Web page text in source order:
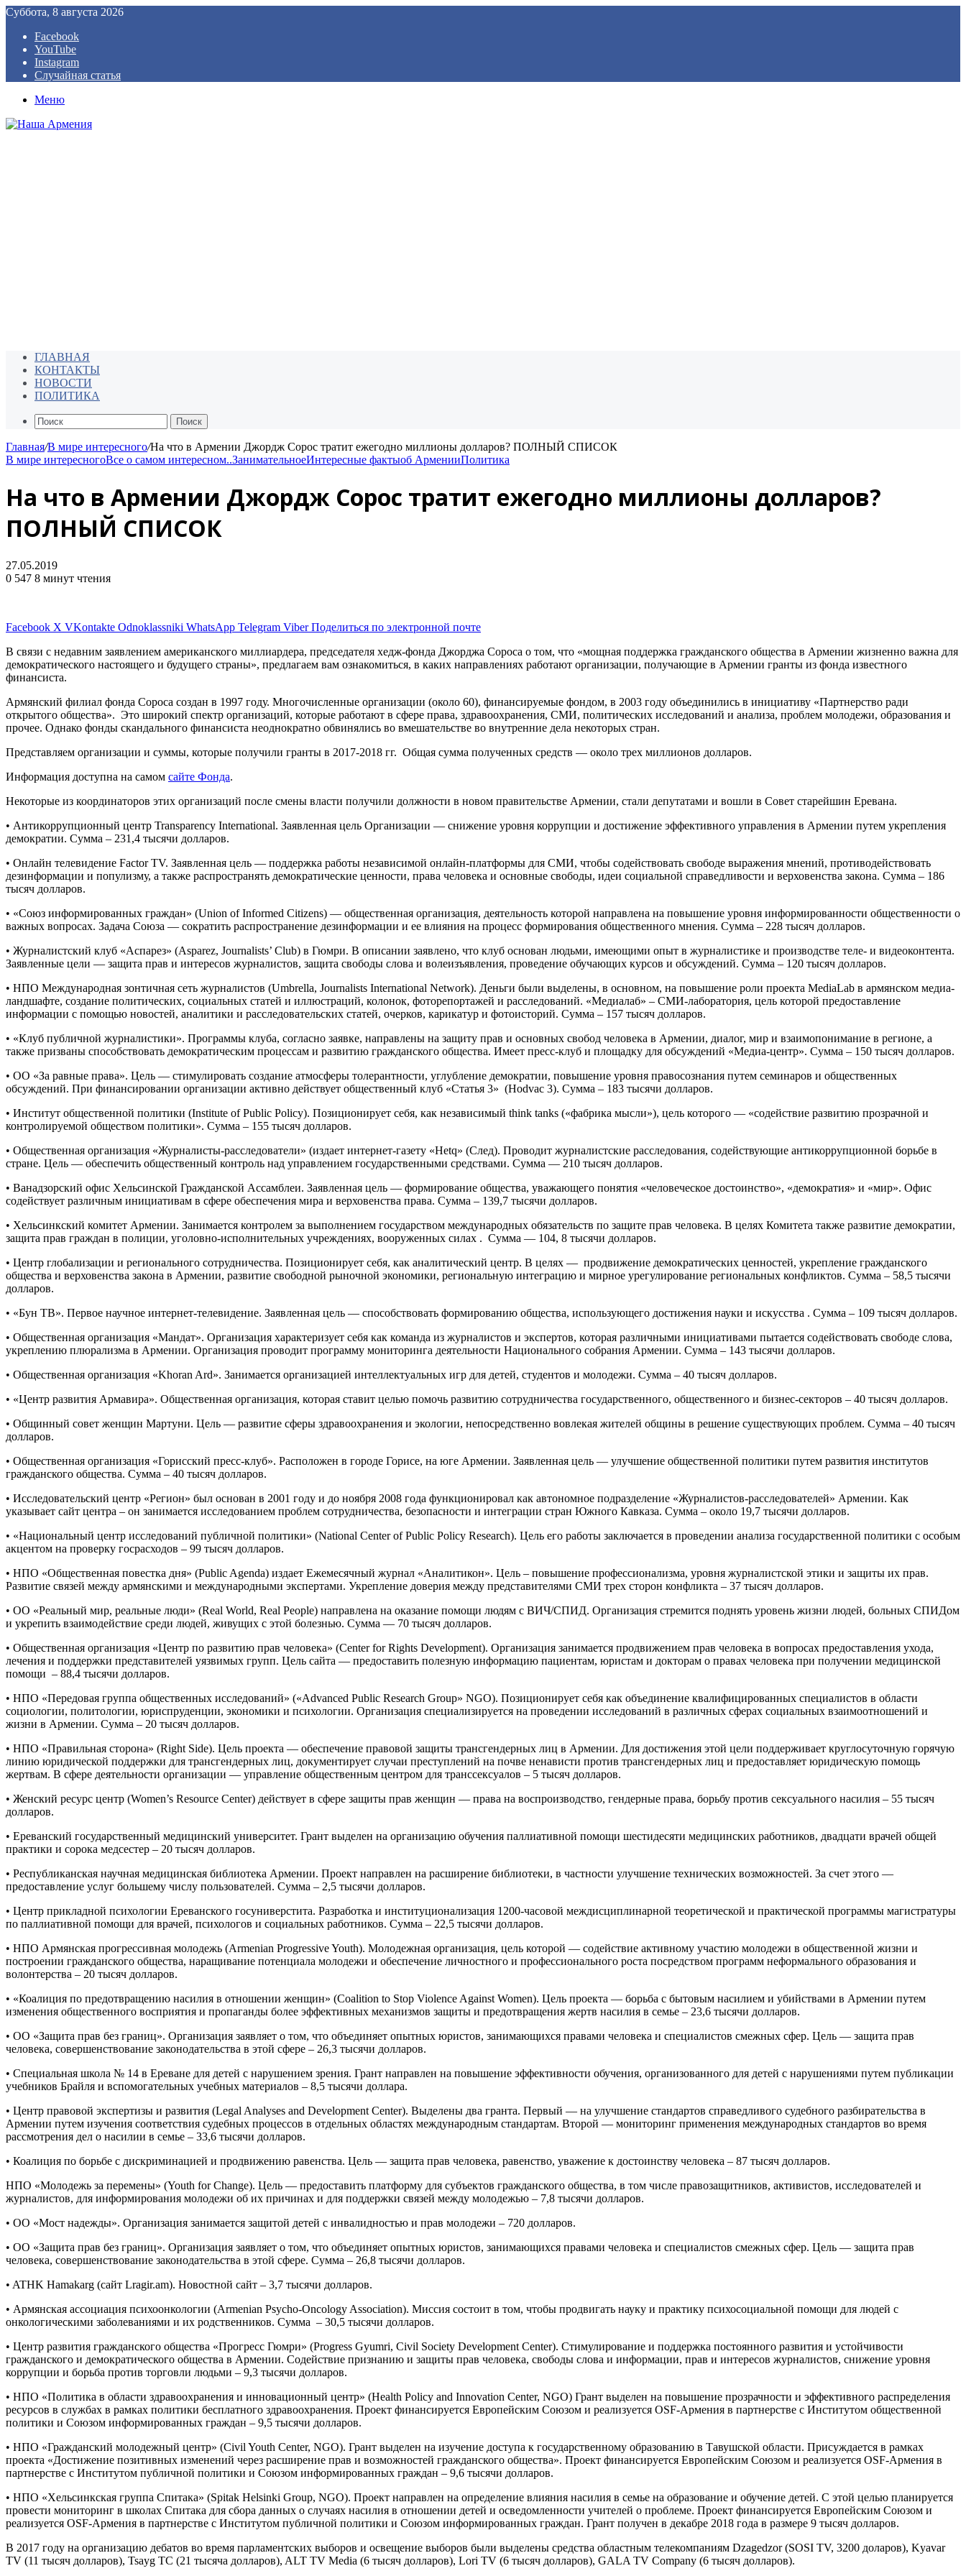
Суббота, 8 августа 2026
Facebook
YouTube
Instagram
Случайная статья
Меню
ГЛАВНАЯ
КОНТАКТЫ
НОВОСТИ
ПОЛИТИКА
Поиск
Главная/В мире интересного/На что в Армении Джордж Сорос тратит ежегодно миллионы долларов? ПОЛНЫЙ СПИСОК
В мире интересногоВсе о самом интересном..ЗанимательноеИнтересные фактыоб АрменииПолитика
На что в Армении Джордж Сорос тратит ежегодно миллионы долларов?
ПОЛНЫЙ СПИСОК
27.05.2019
0 547 8 минут чтения
Facebook X VKontakte Odnoklassniki WhatsApp Telegram Viber Поделиться по электронной почте
В связи с недавним заявлением американского миллиардера, председателя хедж-фонда Джорджа Сороса о том, что «мощная поддержка гражданского общества в Армении жизненно важна для
демократического настоящего и будущего страны», предлагаем вам ознакомиться, в каких направлениях работают организации, получающие в Армении гранты из фонда известного
финансиста.
Армянский филиал фонда Сороса создан в 1997 году. Многочисленные организации (около 60), финансируемые фондом, в 2003 году объединились в инициативу «Партнерство ради
открытого общества». Это широкий спектр организаций, которые работают в сфере права, здравоохранения, СМИ, политических исследований и анализа, проблем молодежи, образования и
прочее. Однако фонды скандального финансиста неоднократно обвинялись во вмешательстве во внутренние дела некоторых стран.
Представляем организации и суммы, которые получили гранты в 2017-2018 гг. Общая сумма полученных средств — около трех миллионов долларов.
Информация доступна на самом сайте Фонда.
Некоторые из координаторов этих организаций после смены власти получили должности в новом правительстве Армении, стали депутатами и вошли в Совет старейшин Еревана.
• Антикоррупционный центр Transparency International. Заявленная цель Организации — снижение уровня коррупции и достижение эффективного управления в Армении путем укрепления
демократии. Сумма – 231,4 тысячи долларов.
• Онлайн телевидение Factor TV. Заявленная цель — поддержка работы независимой онлайн-платформы для СМИ, чтобы содействовать свободе выражения мнений, противодействовать
дезинформации и популизму, а также распространять демократические ценности, права человека и основные свободы, идеи социальной справедливости и верховенства закона. Сумма – 186
тысяч долларов.
• «Союз информированных граждан» (Union of Informed Citizens) — общественная организация, деятельность которой направлена на повышение уровня информированности общественности о
важных вопросах. Задача Союза — сократить распространение дезинформации и ее влияния на процесс формирования общественного мнения. Сумма – 228 тысяч долларов.
• Журналистский клуб «Аспарез» (Asparez, Journalists’ Club) в Гюмри. В описании заявлено, что клуб основан людьми, имеющими опыт в журналистике и производстве теле- и видеоконтента.
Заявленные цели — защита прав и интересов журналистов, защита свободы слова и волеизъявления, проведение обучающих курсов и обсуждений. Сумма – 120 тысяч долларов.
• НПО Международная зонтичная сеть журналистов (Umbrella, Journalists International Network). Деньги были выделены, в основном, на повышение роли проекта MediaLab в армянском медиа-
ландшафте, создание политических, социальных статей и иллюстраций, колонок, фоторепортажей и расследований. «Медиалаб» – СМИ-лаборатория, цель которой предоставление
информации с помощью новостей, аналитики и расследовательских статей, очерков, карикатур и фотоисторий. Сумма – 157 тысяч долларов.
• «Клуб публичной журналистики». Программы клуба, согласно заявке, направлены на защиту прав и основных свобод человека в Армении, диалог, мир и взаимопонимание в регионе, а
также призваны способствовать демократическим процессам и развитию гражданского общества. Имеет пресс-клуб и площадку для обсуждений «Медиа-центр». Сумма – 150 тысяч долларов.
• ОО «За равные права». Цель — стимулировать создание атмосферы толерантности, углубление демократии, повышение уровня правосознания путем семинаров и общественных
обсуждений. При финансировании организации активно действует общественный клуб «Статья 3» (Hodvac 3). Сумма – 183 тысячи долларов.
• Институт общественной политики (Institute of Public Policy). Позиционирует себя, как независимый think tanks («фабрика мысли»), цель которого — «содействие развитию прозрачной и
контролируемой обществом политики». Сумма – 155 тысяч долларов.
• Общественная организация «Журналисты-расследователи» (издает интернет-газету «Hetq» (След). Проводит журналистские расследования, содействующие антикоррупционной борьбе в
стране. Цель — обеспечить общественный контроль над управлением государственными средствами. Сумма — 210 тысяч долларов.
• Ванадзорский офис Хельсинской Гражданской Ассамблеи. Заявленная цель — формирование общества, уважающего понятия «человеческое достоинство», «демократия» и «мир». Офис
содействует различным инициативам в сфере обеспечения мира и верховенства права. Сумма – 139,7 тысячи долларов.
• Хельсинкский комитет Армении. Занимается контролем за выполнением государством международных обязательств по защите прав человека. В целях Комитета также развитие демократии,
защита прав граждан в полиции, уголовно-исполнительных учреждениях, вооруженных силах . Сумма — 104, 8 тысячи долларов.
• Центр глобализации и регионального сотрудничества. Позиционирует себя, как аналитический центр. В целях — продвижение демократических ценностей, укрепление гражданского
общества и верховенства закона в Армении, развитие свободной рыночной экономики, региональную интеграцию и мирное урегулирование региональных конфликтов. Сумма – 58,5 тысячи
долларов.
• «Бун ТВ». Первое научное интернет-телевидение. Заявленная цель — способствовать формированию общества, использующего достижения науки и искусства . Сумма – 109 тысяч долларов.
• Общественная организация «Мандат». Организация характеризует себя как команда из журналистов и экспертов, которая различными инициативами пытается содействовать свободе слова,
укреплению плюрализма в Армении. Организация проводит программу мониторинга деятельности Национального собрания Армении. Сумма – 143 тысячи долларов.
• Общественная организация «Khoran Ard». Занимается организацией интеллектуальных игр для детей, студентов и молодежи. Сумма – 40 тысяч долларов.
• «Центр развития Армавира». Общественная организация, которая ставит целью помочь развитию сотрудничества государственного, общественного и бизнес-секторов – 40 тысяч долларов.
• Общинный совет женщин Мартуни. Цель — развитие сферы здравоохранения и экологии, непосредственно вовлекая жителей общины в решение существующих проблем. Сумма – 40 тысяч
долларов.
• Общественная организация «Горисский пресс-клуб». Расположен в городе Горисе, на юге Армении. Заявленная цель — улучшение общественной политики путем развития институтов
гражданского общества. Сумма – 40 тысяч долларов.
• Исследовательский центр «Регион» был основан в 2001 году и до ноября 2008 года функционировал как автономное подразделение «Журналистов-расследователей» Армении. Как
указывает сайт центра – он занимается исследованием проблем сотрудничества, безопасности и интеграции стран Южного Кавказа. Сумма – около 19,7 тысячи долларов.
• «Национальный центр исследований публичной политики» (National Center of Public Policy Research). Цель его работы заключается в проведении анализа государственной политики с особым
акцентом на проверку госрасходов – 99 тысяч долларов.
• НПО «Общественная повестка дня» (Public Agenda) издает Ежемесячный журнал «Аналитикон». Цель – повышение профессионализма, уровня журналистской этики и защиты их прав.
Развитие связей между армянскими и международными экспертами. Укрепление доверия между представителями СМИ трех сторон конфликта – 37 тысяч долларов.
• ОО «Реальный мир, реальные люди» (Real World, Real People) направлена на оказание помощи людям с ВИЧ/СПИД. Организация стремится поднять уровень жизни людей, больных СПИДом
и укрепить взаимодействие среди людей, живущих с этой болезнью. Сумма — 70 тысяч долларов.
• Общественная организация «Центр по развитию прав человека» (Center for Rights Development). Организация занимается продвижением прав человека в вопросах предоставления ухода,
лечения и поддержки представителей уязвимых групп. Цель сайта — предоставить полезную информацию пациентам, юристам и докторам о правах человека при получении медицинской
помощи – 88,4 тысячи долларов.
• НПО «Передовая группа общественных исследований» («Advanced Public Research Group» NGO). Позиционирует себя как объединение квалифицированных специалистов в области
социологии, политологии, юриспруденции, экономики и психологии. Организация специализируется на проведении исследований в различных сферах социальных взаимоотношений и
жизни в Армении. Сумма – 20 тысяч долларов.
• НПО «Правильная сторона» (Right Side). Цель проекта — обеспечение правовой защиты трансгендерных лиц в Армении. Для достижения этой цели поддерживает круглосуточную горячую
линию юридической поддержки для трансгендерных лиц, документирует случаи преступлений на почве ненависти против трансгендерных лиц и предоставляет юридическую помощь
жертвам. В сфере деятельности организации — управление общественным центром для транссексуалов – 5 тысяч долларов.
• Женский ресурс центр (Women’s Resource Center) действует в сфере защиты прав женщин — права на воспроизводство, гендерные права, борьбу против сексуального насилия – 55 тысяч
долларов.
• Ереванский государственный медицинский университет. Грант выделен на организацию обучения паллиативной помощи шестидесяти медицинских работников, двадцати врачей общей
практики и сорока медсестер – 20 тысяч долларов.
• Республиканская научная медицинская библиотека Армении. Проект направлен на расширение библиотеки, в частности улучшение технических возможностей. За счет этого —
предоставление услуг большему числу пользователей. Сумма – 2,5 тысячи долларов.
• Центр прикладной психологии Ереванского госуниверстита. Разработка и институционализация 1200-часовой междисциплинарной теоретической и практической программы магистратуры
по паллиативной помощи для врачей, психологов и социальных работников. Сумма – 22,5 тысячи долларов.
• НПО Армянская прогрессивная молодежь (Armenian Progressive Youth). Молодежная организация, цель которой — содействие активному участию молодежи в общественной жизни и
построении гражданского общества, наращивание потенциала молодежи и обеспечение личностного и профессионального роста посредством программ неформального образования и
волонтерства – 20 тысяч долларов.
• «Коалиция по предотвращению насилия в отношении женщин» (Coalition to Stop Violence Against Women). Цель проекта — борьба с бытовым насилием и убийствами в Армении путем
изменения общественного восприятия и пропаганды более эффективных механизмов защиты и предотвращения жертв насилия в семье – 23,6 тысячи долларов.
• ОО «Защита прав без границ». Организация заявляет о том, что объединяет опытных юристов, занимающихся правами человека и специалистов смежных сфер. Цель — защита прав
человека, совершенствование законодательства в этой сфере – 26,3 тысячи долларов.
• Специальная школа № 14 в Ереване для детей с нарушением зрения. Грант направлен на повышение эффективности обучения, организованного для детей с нарушениями путем публикации
учебников Брайля и вспомогательных учебных материалов – 8,5 тысячи доллара.
• Центр правовой экспертизы и развития (Legal Analyses and Development Center). Выделены два гранта. Первый — на улучшение стандартов справедливого судебного разбирательства в
Армении путем изучения соответствия судебных процессов в отдельных областях международным стандартам. Второй — мониторинг применения международных стандартов во время
рассмотрения дел о насилии в семье – 33,6 тысячи долларов.
• Коалиция по борьбе с дискриминацией и продвижению равенства. Цель — защита прав человека, равенство, уважение к достоинству человека – 87 тысяч долларов.
НПО «Молодежь за перемены» (Youth for Change). Цель — предоставить платформу для субъектов гражданского общества, в том числе правозащитников, активистов, исследователей и
журналистов, для информирования молодежи об их причинах и для поддержки связей между молодежью – 7,8 тысячи долларов.
• ОО «Мост надежды». Организация занимается защитой детей с инвалидностью и прав молодежи – 720 долларов.
• ОО «Защита прав без границ». Организация заявляет о том, что объединяет опытных юристов, занимающихся правами человека и специалистов смежных сфер. Цель — защита прав
человека, совершенствование законодательства в этой сфере. Сумма – 26,8 тысячи долларов.
• ATHK Hamakarg (сайт Lragir.am). Новостной сайт – 3,7 тысячи долларов.
• Армянская ассоциация психоонкологии (Armenian Psycho-Oncology Association). Миссия состоит в том, чтобы продвигать науку и практику психосоциальной помощи для людей с
онкологическими заболеваниями и их родственников. Сумма – 30,5 тысячи долларов.
• Центр развития гражданского общества «Прогресс Гюмри» (Progress Gyumri, Civil Society Development Center). Стимулирование и поддержка постоянного развития и устойчивости
гражданского и демократического общества в Армении. Содействие признанию и защиты прав человека, свободы слова и информации, прав и интересов журналистов, снижение уровня
коррупции и борьба против торговли людьми – 9,3 тысячи долларов.
• НПО «Политика в области здравоохранения и инновационный центр» (Health Policy and Innovation Center, NGO) Грант выделен на повышение прозрачности и эффективного распределения
ресурсов в службах в рамках политики бесплатного здравоохранения. Проект финансируется Европейским Союзом и реализуется OSF-Армения в партнерстве с Институтом общественной
политики и Союзом информированных граждан – 9,5 тысячи долларов.
• НПО «Гражданский молодежный центр» (Civil Youth Center, NGO). Грант выделен на изучение доступа к государственному образованию в Тавушской области. Присуждается в рамках
проекта «Достижение позитивных изменений через расширение прав и возможностей гражданского общества». Проект финансируется Европейским Союзом и реализуется OSF-Армения в
партнерстве с Институтом публичной политики и Союзом информированных граждан – 9,6 тысячи долларов.
• НПО «Хельсинкская группа Спитака» (Spitak Helsinki Group, NGO). Проект направлен на определение влияния насилия в семье на образование и обучение детей. С этой целью планируется
провести мониторинг в школах Спитака для сбора данных о случаях насилия в отношении детей и осведомленности учителей о проблеме. Проект финансируется Европейским Союзом и
реализуется OSF-Армения в партнерстве с Институтом публичной политики и Союзом информированных граждан. Грант получен в декабре 2018 года в размере 9 тысяч долларов.
В 2017 году на организацию дебатов во время парламентских выборов и освещение выборов были выделены средства областным телекомпаниям Dzagedzor (SOSI TV, 3200 доларов), Kyavar
TV (11 тысяч долларов), Tsayg TC (21 тысяча долларов), ALT TV Media (6 тысяч долларов), Lori TV (6 тысяч долларов), GALA TV Company (6 тысяч долларов).